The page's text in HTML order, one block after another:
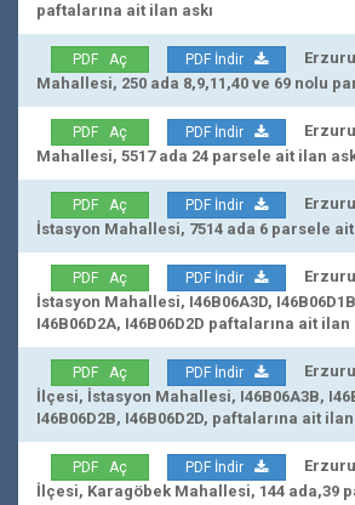
paftalarına ait ilan askı
PDF Aç PDF İndir
Mahallesi, 250 ada 8,9,11,40 ve 69 nolu
PDF Aç PDF İndir
Mahallesi, 5517 ada 24 parsele ait ilan
PDF Aç PDF İndir
İstasyon Mahallesi, 7514 ada 6 parsele ait
PDF Aç PDF İndir
İstasyon Mahallesi, I46B06A3D,
I46B06D2A, I46B06D2D paftalarına ait ilan
PDF Aç PDF İndir
İlçesi, İstasyon Mahallesi, I46B06A3B,
I46B06D2B, I46B06D2D, paftalarına ait ilan
PDF Aç PDF İndir
İlçesi, Karagöbek Mahallesi, 144 ada,39